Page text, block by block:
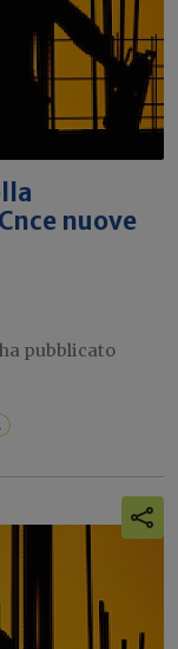
nuove
pubblicato